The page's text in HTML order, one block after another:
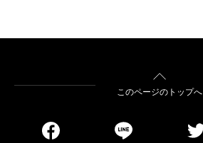
このページのトップへ